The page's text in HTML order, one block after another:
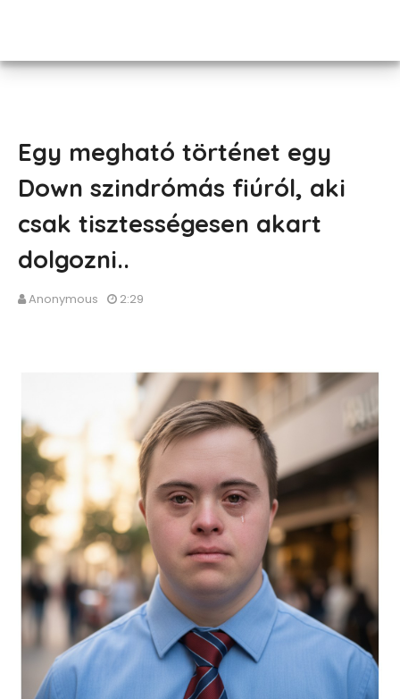
Egy megható történet egy
Down szindrómás fiúról, aki
csak tisztességesen akart
dolgozni..
Anonymous 2:29